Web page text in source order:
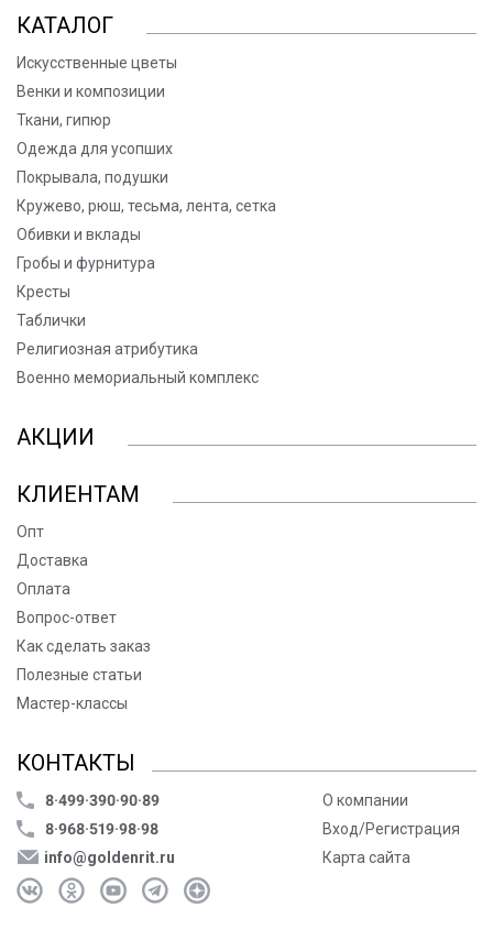
КАТАЛОГ
Искусственные цветы
Венки и композиции
Ткани, гипюр
Одежда для усопших
Покрывала, подушки
Кружево, рюш, тесьма, лента, сетка
Обивки и вклады
Гробы и фурнитура
Кресты
Таблички
Религиозная атрибутика
Военно мемориальный комплекс
АКЦИИ
КЛИЕНТАМ
Опт
Доставка
Оплата
Вопрос-ответ
Как сделать заказ
Полезные статьи
Мастер-классы
КОНТАКТЫ
8·499·390·90·89
8·968·519·98·98
info@goldenrit.ru
О компании
Вход/Регистрация
Карта сайта